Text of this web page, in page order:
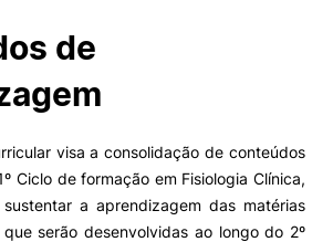
de
visa a consolidação de conteúdos
Ciclo de formação em Fisiologia Clínica,
a aprendizagem das matérias
serão desenvolvidas ao longo do 2º